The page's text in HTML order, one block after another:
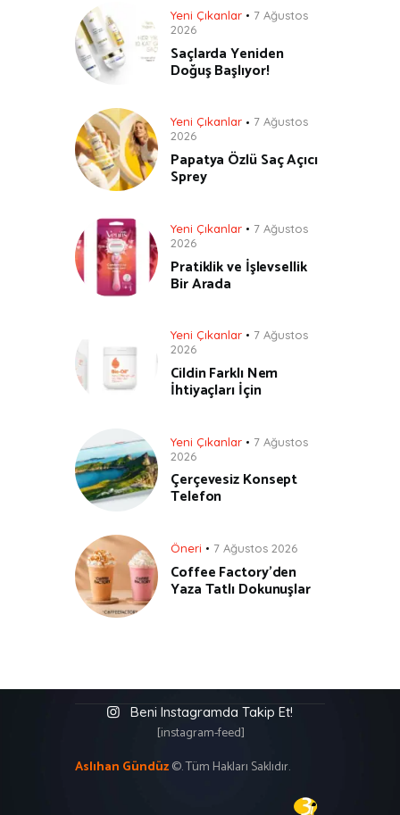
Yeni Çıkanlar
7 Ağustos
2026
Saçlarda Yeniden
Doğuş Başlıyor!
Yeni Çıkanlar
7 Ağustos
2026
Papatya Özlü Saç Açıcı
Sprey
Yeni Çıkanlar
7 Ağustos
2026
Pratiklik ve İşlevsellik
Bir Arada
Yeni Çıkanlar
7 Ağustos
2026
Cildin Farklı Nem
İhtiyaçları İçin
Yeni Çıkanlar
7 Ağustos
2026
Çerçevesiz Konsept
Telefon
Öneri 7 Ağustos 2026
Coffee Factory’den
Yaza Tatlı Dokunuşlar
Beni Instagramda Takip Et!
[instagram-feed]
Aslıhan Gündüz©. Tüm Hakları Saklıdır.